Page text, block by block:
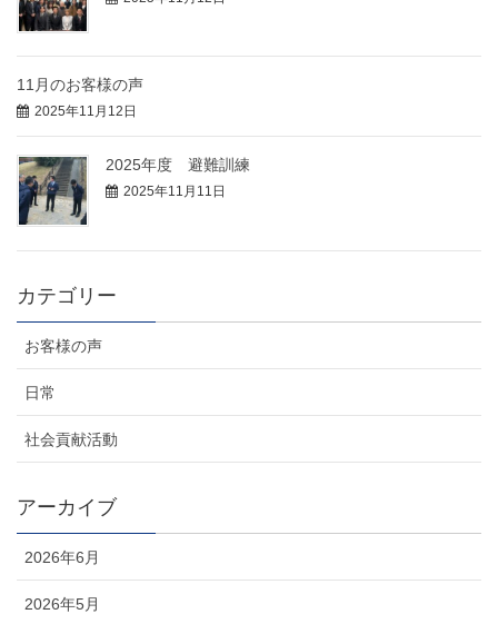
11月のお客様の声
2025年11月12日
2025年度 避難訓練
2025年11月11日
カテゴリー
お客様の声
日常
社会貢献活動
アーカイブ
2026年6月
2026年5月